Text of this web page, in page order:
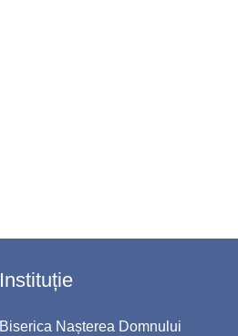
Instituție
Biserica Nașterea Domnului